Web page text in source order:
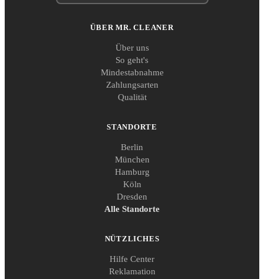
ÜBER MR. CLEANER
Über uns
So geht's
Mindestabnahme
Zahlungsarten
Qualität
STANDORTE
Berlin
München
Hamburg
Köln
Dresden
Alle Standorte
NÜTZLICHES
Hilfe Center
Reklamation